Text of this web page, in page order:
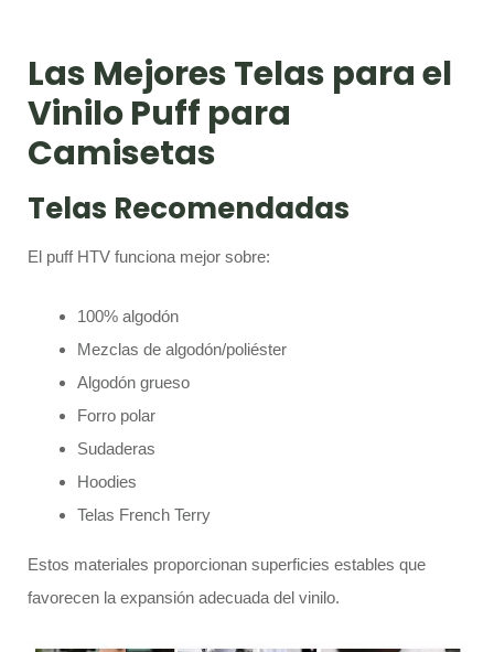
Las Mejores Telas para el
Vinilo Puff para
Camisetas
Telas Recomendadas
El puff HTV funciona mejor sobre:
100% algodón
Mezclas de algodón/poliéster
Algodón grueso
Forro polar
Sudaderas
Hoodies
Telas French Terry
Estos materiales proporcionan superficies estables que
favorecen la expansión adecuada del vinilo.